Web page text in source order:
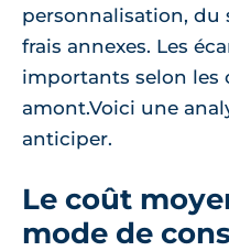
personnalisation, du
frais annexes. Les
importants selon les
amont.Voici une
anticiper.
Le coût
mode de